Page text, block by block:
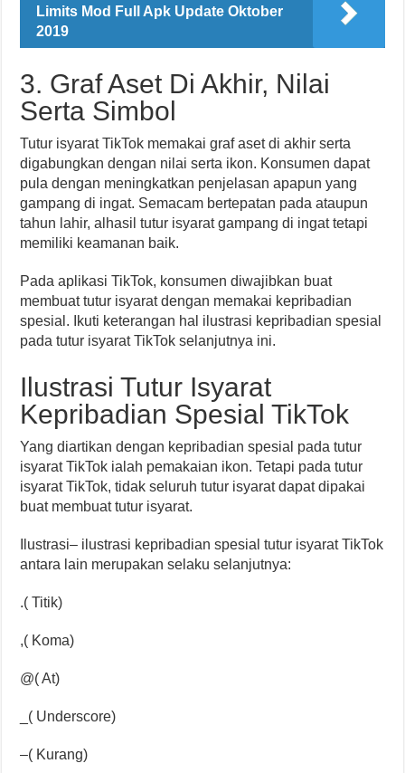
Limits Mod Full Apk Update Oktober
2019
3. Graf Aset Di Akhir, Nilai
Serta Simbol
Tutur isyarat TikTok memakai graf aset di akhir serta
digabungkan dengan nilai serta ikon. Konsumen dapat
pula dengan meningkatkan penjelasan apapun yang
gampang di ingat. Semacam bertepatan pada ataupun
tahun lahir, alhasil tutur isyarat gampang di ingat tetapi
memiliki keamanan baik.
Pada aplikasi TikTok, konsumen diwajibkan buat
membuat tutur isyarat dengan memakai kepribadian
spesial. Ikuti keterangan hal ilustrasi kepribadian spesial
pada tutur isyarat TikTok selanjutnya ini.
Ilustrasi Tutur Isyarat
Kepribadian Spesial TikTok
Yang diartikan dengan kepribadian spesial pada tutur
isyarat TikTok ialah pemakaian ikon. Tetapi pada tutur
isyarat TikTok, tidak seluruh tutur isyarat dapat dipakai
buat membuat tutur isyarat.
Ilustrasi– ilustrasi kepribadian spesial tutur isyarat TikTok
antara lain merupakan selaku selanjutnya:
.( Titik)
,( Koma)
@( At)
_( Underscore)
–( Kurang)